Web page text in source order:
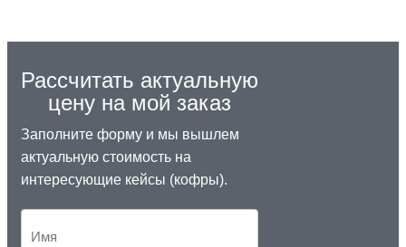
Рассчитать актуальную
цену на мой заказ
Заполните форму и мы вышлем
актуальную стоимость на
интересующие кейсы (кофры).